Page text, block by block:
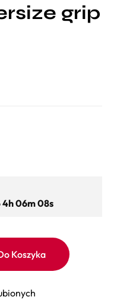
grip
4h 06m 07s
Koszyka